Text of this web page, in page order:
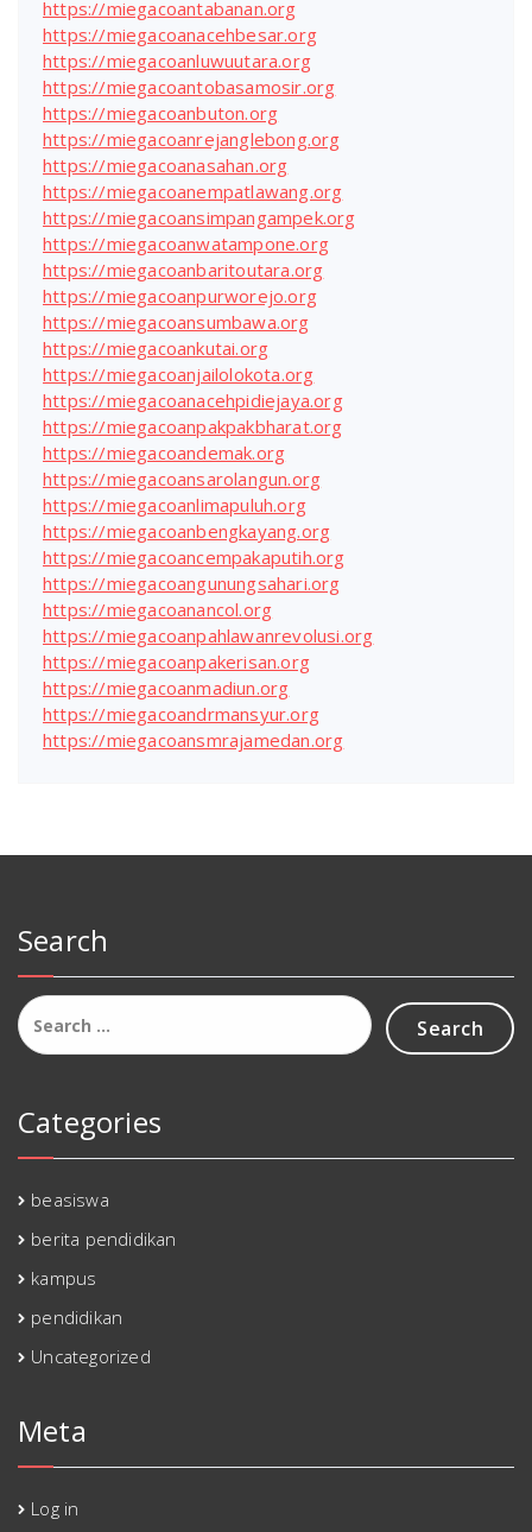
https://miegacoantabanan.org
https://miegacoanacehbesar.org
https://miegacoanluwuutara.org
https://miegacoantobasamosir.org
https://miegacoanbuton.org
https://miegacoanrejanglebong.org
https://miegacoanasahan.org
https://miegacoanempatlawang.org
https://miegacoansimpangampek.org
https://miegacoanwatampone.org
https://miegacoanbaritoutara.org
https://miegacoanpurworejo.org
https://miegacoansumbawa.org
https://miegacoankutai.org
https://miegacoanjailolokota.org
https://miegacoanacehpidiejaya.org
https://miegacoanpakpakbharat.org
https://miegacoandemak.org
https://miegacoansarolangun.org
https://miegacoanlimapuluh.org
https://miegacoanbengkayang.org
https://miegacoancempakaputih.org
https://miegacoangunungsahari.org
https://miegacoanancol.org
https://miegacoanpahlawanrevolusi.org
https://miegacoanpakerisan.org
https://miegacoanmadiun.org
https://miegacoandrmansyur.org
https://miegacoansmrajamedan.org
Search
Search
for:
Categories
beasiswa
berita pendidikan
kampus
pendidikan
Uncategorized
Meta
Log in